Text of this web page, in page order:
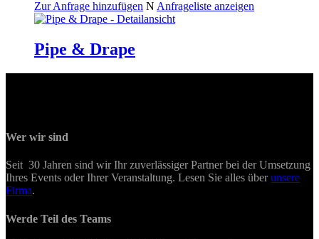
Zur Anfrage hinzufügen N Anfrageliste anzeigen
Pipe & Drape
Wer wir sind
Seit 30 Jahren sind wir Ihr zuverlässiger Partner bei der Umsetzung
Ihres Events oder Ihrer Veranstaltung. Lesen Sie alles überunsere
Firma.
Werde Teil des Teams